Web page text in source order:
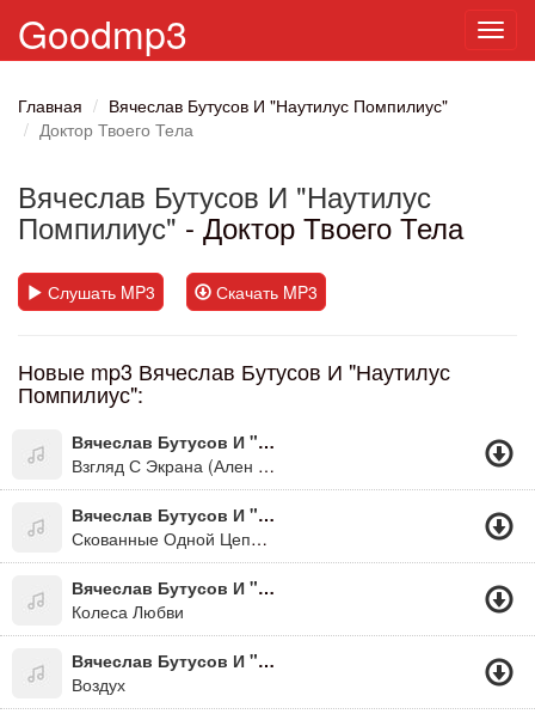
Goodmp3
Главная
Вячеслав Бутусов И "Наутилус Помпилиус"
Доктор Твоего Тела
Вячеслав Бутусов И "Наутилус
Помпилиус"- Доктор Твоего Тела
Слушать MP3 Скачать MP3
Новые mp3 Вячеслав Бутусов И "Наутилус
Помпилиус":
Вячеслав Бутусов И "Наутилус Помпилиус"
Взгляд С Экрана (Ален Делон)
Вячеслав Бутусов И "Наутилус Помпилиус"
Скованные Одной Цепью (2010)
Вячеслав Бутусов И "Наутилус Помпилиус"
Колеса Любви
Вячеслав Бутусов И "Наутилус Помпилиус"
Воздух